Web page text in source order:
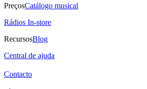
PreçosCatálogo musical
Rádios In-store
RecursosBlog
Central de ajuda
Contacto